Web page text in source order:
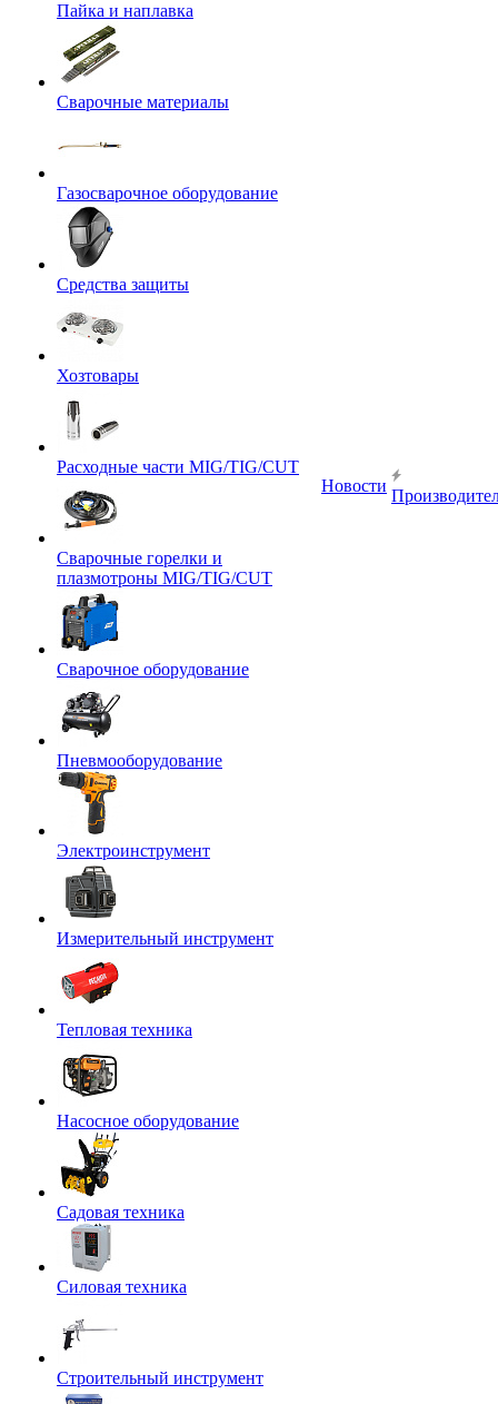
Пайка и наплавка
Сварочные материалы
Газосварочное оборудование
Средства защиты
Хозтовары
Расходные части MIG/TIG/CUT
Сварочные горелки и
плазмотроны MIG/TIG/CUT
Сварочное оборудование
Пневмооборудование
Электроинструмент
Измерительный инструмент
Тепловая техника
Насосное оборудование
Садовая техника
Силовая техника
Строительный инструмент
Новости